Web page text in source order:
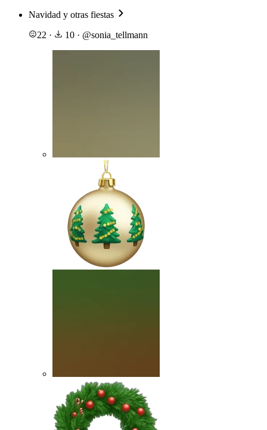
Navidad y otras fiestas
22 · 10 · @sonia_tellmann